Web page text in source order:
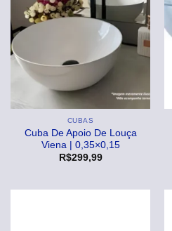
CUBAS
Cuba De Apoio De Louça
Viena | 0,35×0,15
R$299,99